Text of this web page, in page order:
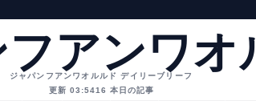
アンワオ
ジャパンフアンワオルルド デイリーブリーフ
更新 03:5416 本日の記事